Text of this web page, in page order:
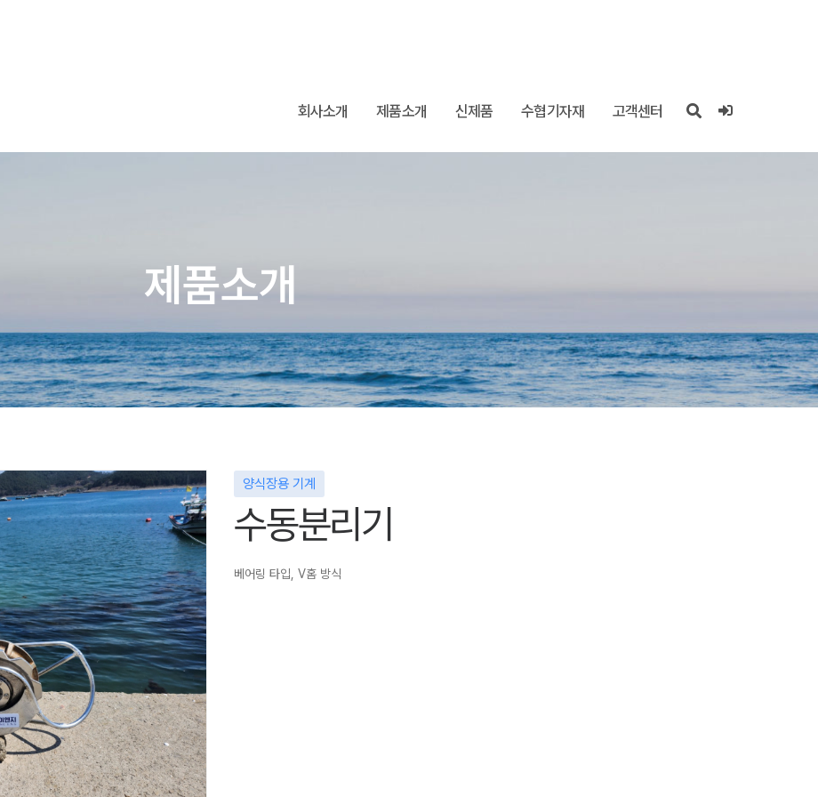
회사소개 제품소개 신제품 수협기자재 고객센터
제품소개
양식장용 기계
수동분리기
베어링 타입, V홈 방식